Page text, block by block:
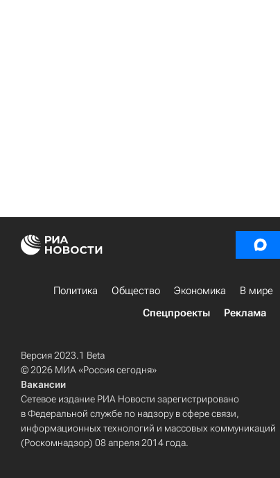
Политика Общество Экономика В мире
Спецпроекты
Реклама
Версия 2023.1 Beta
© 2026 МИА «Россия сегодня»
Вакансии
Сетевое издание РИА Новости зарегистрировано
в Федеральной службе по надзору в сфере связи,
информационных технологий и массовых коммуникаций
(Роскомнадзор) 08 апреля 2014 года.